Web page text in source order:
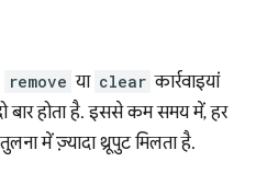
remove या clear कार्रवाइयां
होता है. इससे कम समय में, हर
में ज़्यादा थ्रूपुट मिलता है.